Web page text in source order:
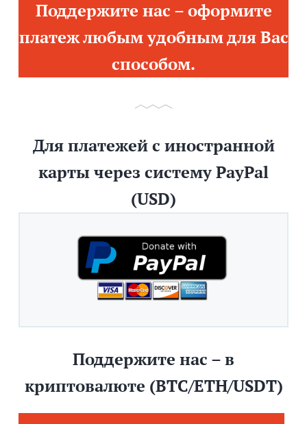
Поддержите нас – оформите
платеж любым удобным для Вас
способом.
Для платежей с иностранной
карты через систему PayPal
(USD)
Поддержите нас – в
криптовалюте (BTC/ETH/USDT)